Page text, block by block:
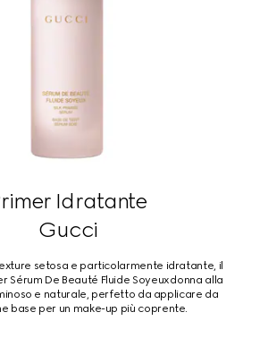
Idratante
Gucci
setosa e particolarmente idratante, il
Sérum De Beauté Fluide Soyeux donna alla
e naturale, perfetto da applicare da
base per un make-up più coprente.